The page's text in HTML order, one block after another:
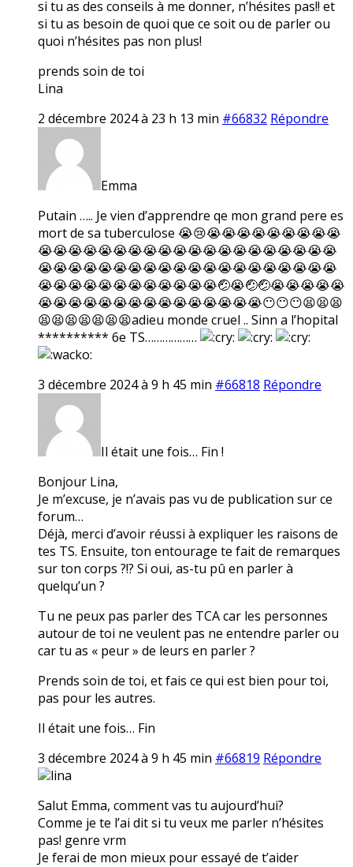
si tu as des conseils à me donner, n’hésites pas!! et
si tu as besoin de quoi que ce soit ou de parler ou
quoi n’hésites pas non plus!
prends soin de toi
Lina
2 décembre 2024 à 23 h 13 min #66832 Répondre
Emma
Putain ….. Je vien d’apprendre qe mon grand pere es
mort de sa tuberculose 😭😢😭😭😭😭😭😭😭😭😭
😭😭😭😭😭😭😭😭😭😭😭😭😭😭😭😭😭😭😭😭
😭😭😭😭😭😭😭😭😭😭😭😭😭😭😭😭😭😭😭😭
😭😭😭😭😭😭😭😭😭😭😭😭🤕😭🤕🤕😭😭😭😭😭
😭😭😭😭😭😭😭😭😭😭😭😭😭😭😭😶😶😶😫😫😫
😫😫😫😫😫😫😫adieu monde cruel .. Sinn a l’hopital
********** 6e TS………………
3 décembre 2024 à 9 h 45 min #66818 Répondre
Il était une fois… Fin !
Bonjour Lina,
Je m’excuse, je n’avais pas vu de publication sur ce
forum…
Déjà, merci d’avoir réussi à expliquer les raisons de
tes TS. Ensuite, ton entourage te fait de remarques
sur ton corps ?!? Si oui, as-tu pû en parler à
quelqu’un ?
Tu ne peux pas parler des TCA car les personnes
autour de toi ne veulent pas ne entendre parler ou
car tu as « peur » de leurs en parler ?
Prends soin de toi, et fais ce qui est bien pour toi,
pas pour les autres.
Il était une fois… Fin
3 décembre 2024 à 9 h 45 min #66819 Répondre
lina
Salut Emma, comment vas tu aujourd’hui?
Comme je te l’ai dit si tu veux me parler n’hésites
pas! genre vrm
Je ferai de mon mieux pour essayé de t’aider